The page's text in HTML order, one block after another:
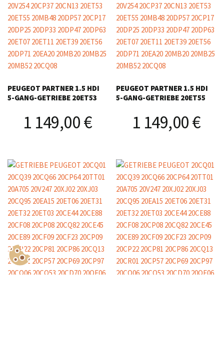
PEUGEOT PARTNER 1.5 HDI
5-GANG-GETRIEBE 20ET53
1 149,00€
PEUGEOT PARTNER 1.5 HDI
5-GANG-GETRIEBE 20ET55
1 149,00€
Show Consents Configuration